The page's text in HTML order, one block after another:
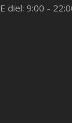
E diel: 9:00 -